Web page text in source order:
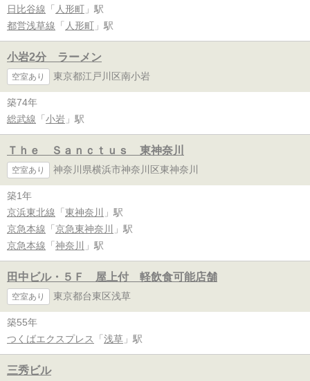
日比谷線 「 人形町 」駅
都営浅草線 「 人形町 」駅
小岩2分 ラーメン
空室あり 東京都江戸川区南小岩
築74年
総武線 「 小岩 」駅
Ｔｈｅ Ｓａｎｃｔｕｓ 東神奈川
空室あり 神奈川県横浜市神奈川区東神奈川
築1年
京浜東北線 「 東神奈川
」駅
京急本線 「 京急東神奈川
」駅
京急本線 「 神奈川 」駅
田中ビル・５Ｆ 屋上付 軽飲食可能店舗
空室あり 東京都台東区浅草
築55年
つくばエクスプレス
「 浅草 」駅
三秀ビル